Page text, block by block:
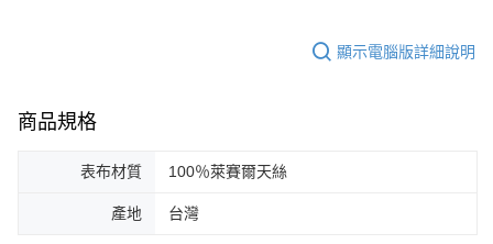
顯示電腦版詳細說明
商品規格
表布材質 100％萊賽爾天絲
產地 台灣